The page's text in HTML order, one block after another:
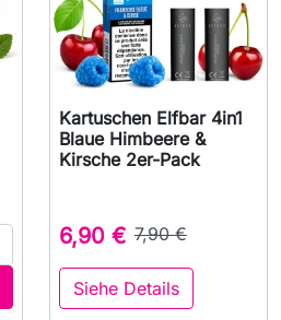
Kartuschen Elfbar 4in1
Blaue Himbeere &
Kirsche 2er-Pack
6,90 € 7,90 €
Siehe Details